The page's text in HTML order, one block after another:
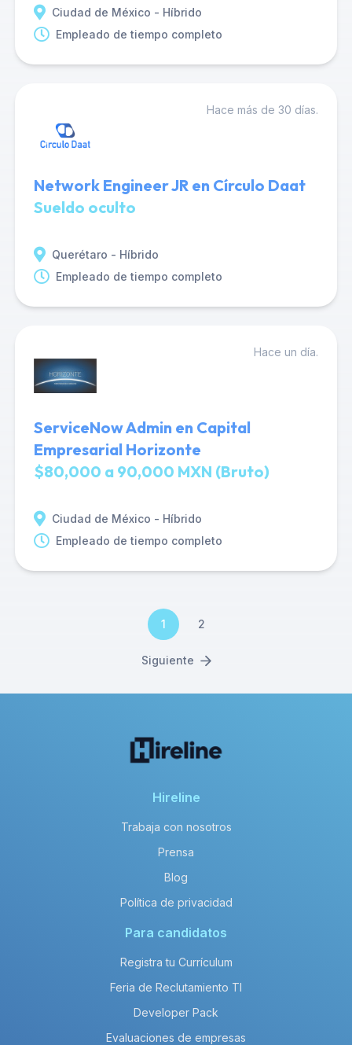
Ciudad de México - Híbrido
Empleado de tiempo completo
Hace más de 30 días.
Network Engineer JR en Círculo Daat
Sueldo oculto
Querétaro - Híbrido
Empleado de tiempo completo
Hace un día.
ServiceNow Admin en Capital
Empresarial Horizonte
$80,000 a 90,000 MXN (Bruto)
Ciudad de México - Híbrido
Empleado de tiempo completo
1 2
Siguiente
Hireline
Trabaja con nosotros
Prensa
Blog
Política de privacidad
Para candidatos
Registra tu Currículum
Feria de Reclutamiento TI
Developer Pack
Evaluaciones de empresas